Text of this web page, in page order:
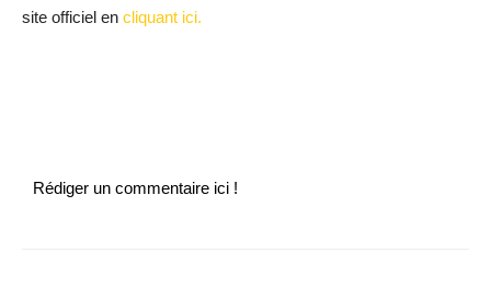
site officiel en cliquant ici.
Rédiger un commentaire ici !